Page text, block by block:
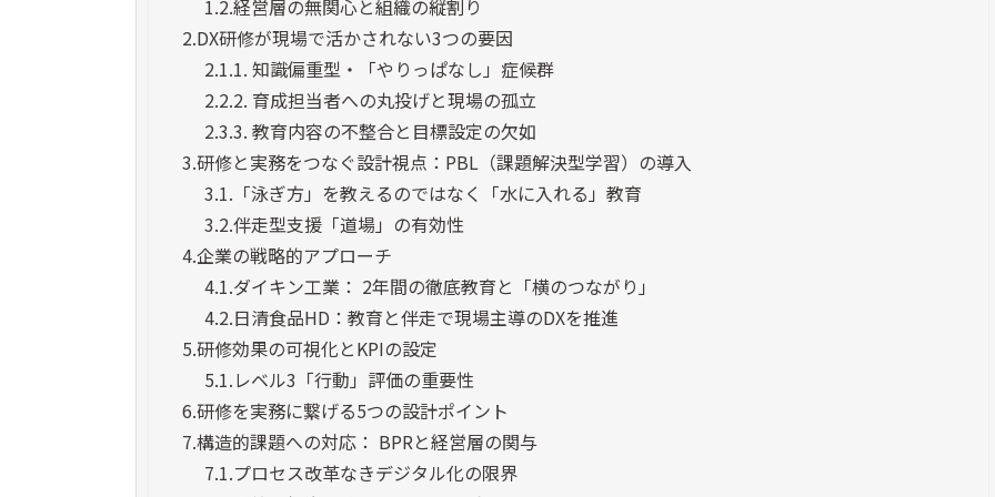
1.2.経営層の無関心と組織の縦割り
2.DX研修が現場で活かされない3つの要因
2.1.1. 知識偏重型・「やりっぱなし」症候群
2.2.2. 育成担当者への丸投げと現場の孤立
2.3.3. 教育内容の不整合と目標設定の欠如
3.研修と実務をつなぐ設計視点：PBL（課題解決型学習）の導入
3.1. 「泳ぎ方」を教えるのではなく「水に入れる」教育
3.2.伴走型支援「道場」の有効性
4.企業の戦略的アプローチ
4.1.ダイキン工業： 2年間の徹底教育と「横のつながり」
4.2.日清食品HD：教育と伴走で現場主導のDXを推進
5.研修効果の可視化とKPIの設定
5.1.レベル3「行動」評価の重要性
6.研修を実務に繋げる5つの設計ポイント
7.構造的課題への対応： BPRと経営層の関与
7.1.プロセス改革なきデジタル化の限界